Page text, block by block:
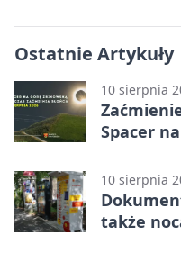
Ostatnie Artykuły
10 sierpnia
Spacer
10 sierpnia
także